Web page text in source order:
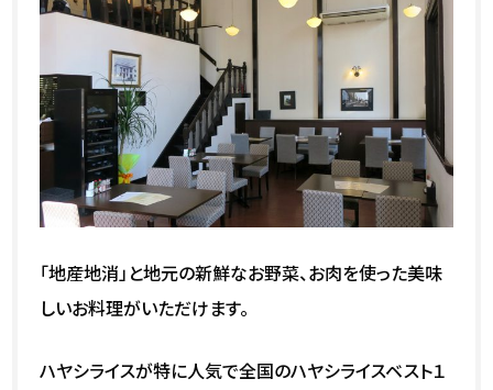
「地産地消」と地元の新鮮なお野菜、お肉を使った美味
しいお料理がいただけます。
ハヤシライスが特に人気で全国のハヤシライスベスト１